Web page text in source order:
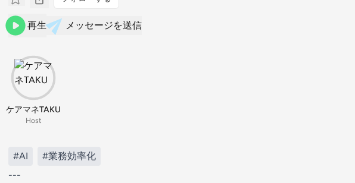
再生 メッセージを送信
ケアマネTAKU
Host
#AI
#業務効率化
---